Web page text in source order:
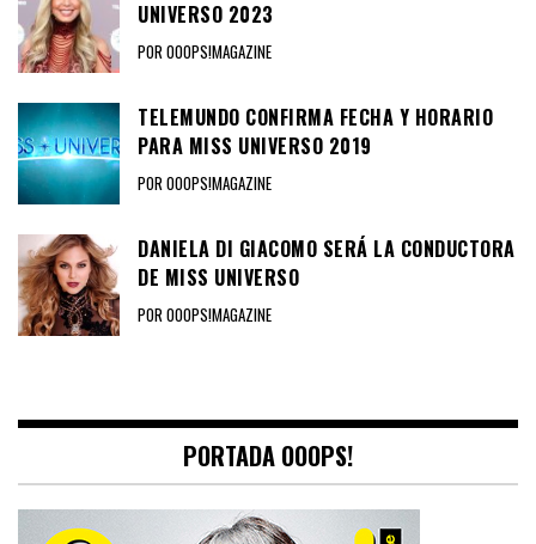
UNIVERSO 2023
POR OOOPS!MAGAZINE
TELEMUNDO CONFIRMA FECHA Y HORARIO
PARA MISS UNIVERSO 2019
POR OOOPS!MAGAZINE
DANIELA DI GIACOMO SERÁ LA CONDUCTORA
DE MISS UNIVERSO
POR OOOPS!MAGAZINE
PORTADA OOOPS!